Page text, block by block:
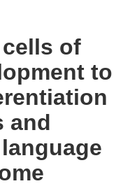
of
to
and